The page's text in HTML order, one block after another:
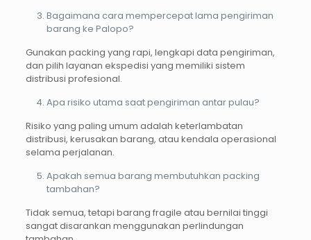
Bagaimana cara mempercepat lama pengiriman
barang ke Palopo?
Gunakan packing yang rapi, lengkapi data pengiriman,
dan pilih layanan ekspedisi yang memiliki sistem
distribusi profesional.
Apa risiko utama saat pengiriman antar pulau?
Risiko yang paling umum adalah keterlambatan
distribusi, kerusakan barang, atau kendala operasional
selama perjalanan.
Apakah semua barang membutuhkan packing
tambahan?
Tidak semua, tetapi barang fragile atau bernilai tinggi
sangat disarankan menggunakan perlindungan